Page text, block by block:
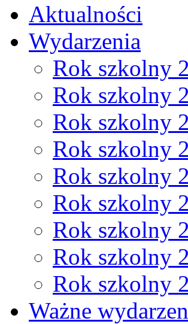
Aktualności
Wydarzenia
Rok szkolny
Rok szkolny
Rok szkolny
Rok szkolny
Rok szkolny
Rok szkolny
Rok szkolny
Rok szkolny
Rok szkolny
Ważne